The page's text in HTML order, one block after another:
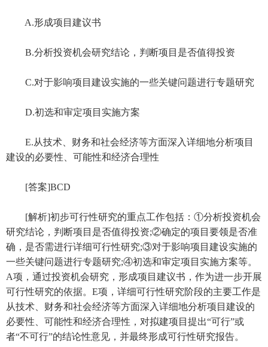
A.形成项目建议书
B.分析投资机会研究结论，判断项目是否值得投资
C.对于影响项目建设实施的一些关键问题进行专题研究
D.初选和审定项目实施方案
E.从技术、财务和社会经济等方面深入详细地分析项目
建设的必要性、可能性和经济合理性
[答案]BCD
[解析]初步可行性研究的重点工作包括：①分析投资机会
研究结论，判断项目是否值得投资;②确定的项目要领是否准
确，是否需进行详细可行性研究;③对于影响项目建设实施的
一些关键问题进行专题研究;④初选和审定项目实施方案等。
A项，通过投资机会研究，形成项目建议书，作为进一步开展
可行性研究的依据。E项，详细可行性研究阶段的主要工作是
从技术、财务和社会经济等方面深入详细地分析项目建设的
必要性、可能性和经济合理性，对拟建项目提出“可行”或
者“不可行”的结论性意见，并最终形成可行性研究报告。